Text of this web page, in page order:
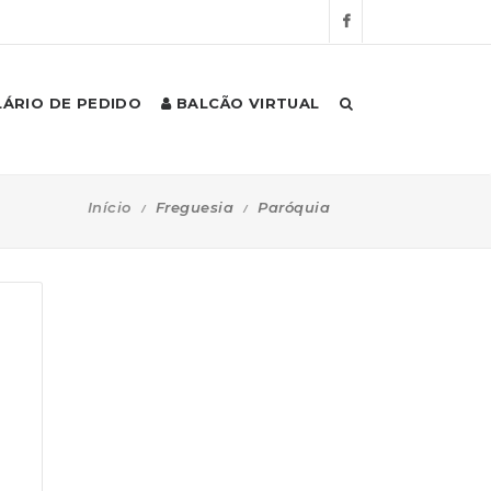
DE PEDIDO BALCÃO VIRTUAL
Início Freguesia Paróquia